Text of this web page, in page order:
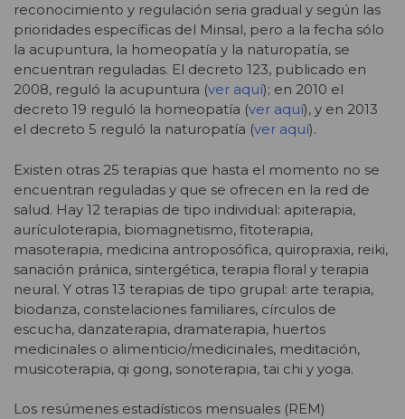
reconocimiento y regulación seria gradual y según las
prioridades específicas del Minsal, pero a la fecha sólo
la acupuntura, la homeopatía y la naturopatía, se
encuentran reguladas. El decreto 123, publicado en
2008, reguló la acupuntura (ver aquí); en 2010 el
decreto 19 reguló la homeopatía (ver aquí), y en 2013
el decreto 5 reguló la naturopatía (ver aquí).
Existen otras 25 terapias que hasta el momento no se
encuentran reguladas y que se ofrecen en la red de
salud. Hay 12 terapias de tipo individual: apiterapia,
aurículoterapia, biomagnetismo, fitoterapia,
masoterapia, medicina antroposófica, quiropraxia, reiki,
sanación pránica, sintergética, terapia floral y terapia
neural. Y otras 13 terapias de tipo grupal: arte terapia,
biodanza, constelaciones familiares, círculos de
escucha, danzaterapia, dramaterapia, huertos
medicinales o alimenticio/medicinales, meditación,
musicoterapia, qi gong, sonoterapia, tai chi y yoga.
Los resúmenes estadísticos mensuales (REM)